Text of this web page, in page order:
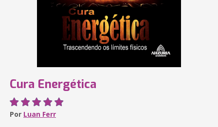
Cura Energética
Por Luan Ferr